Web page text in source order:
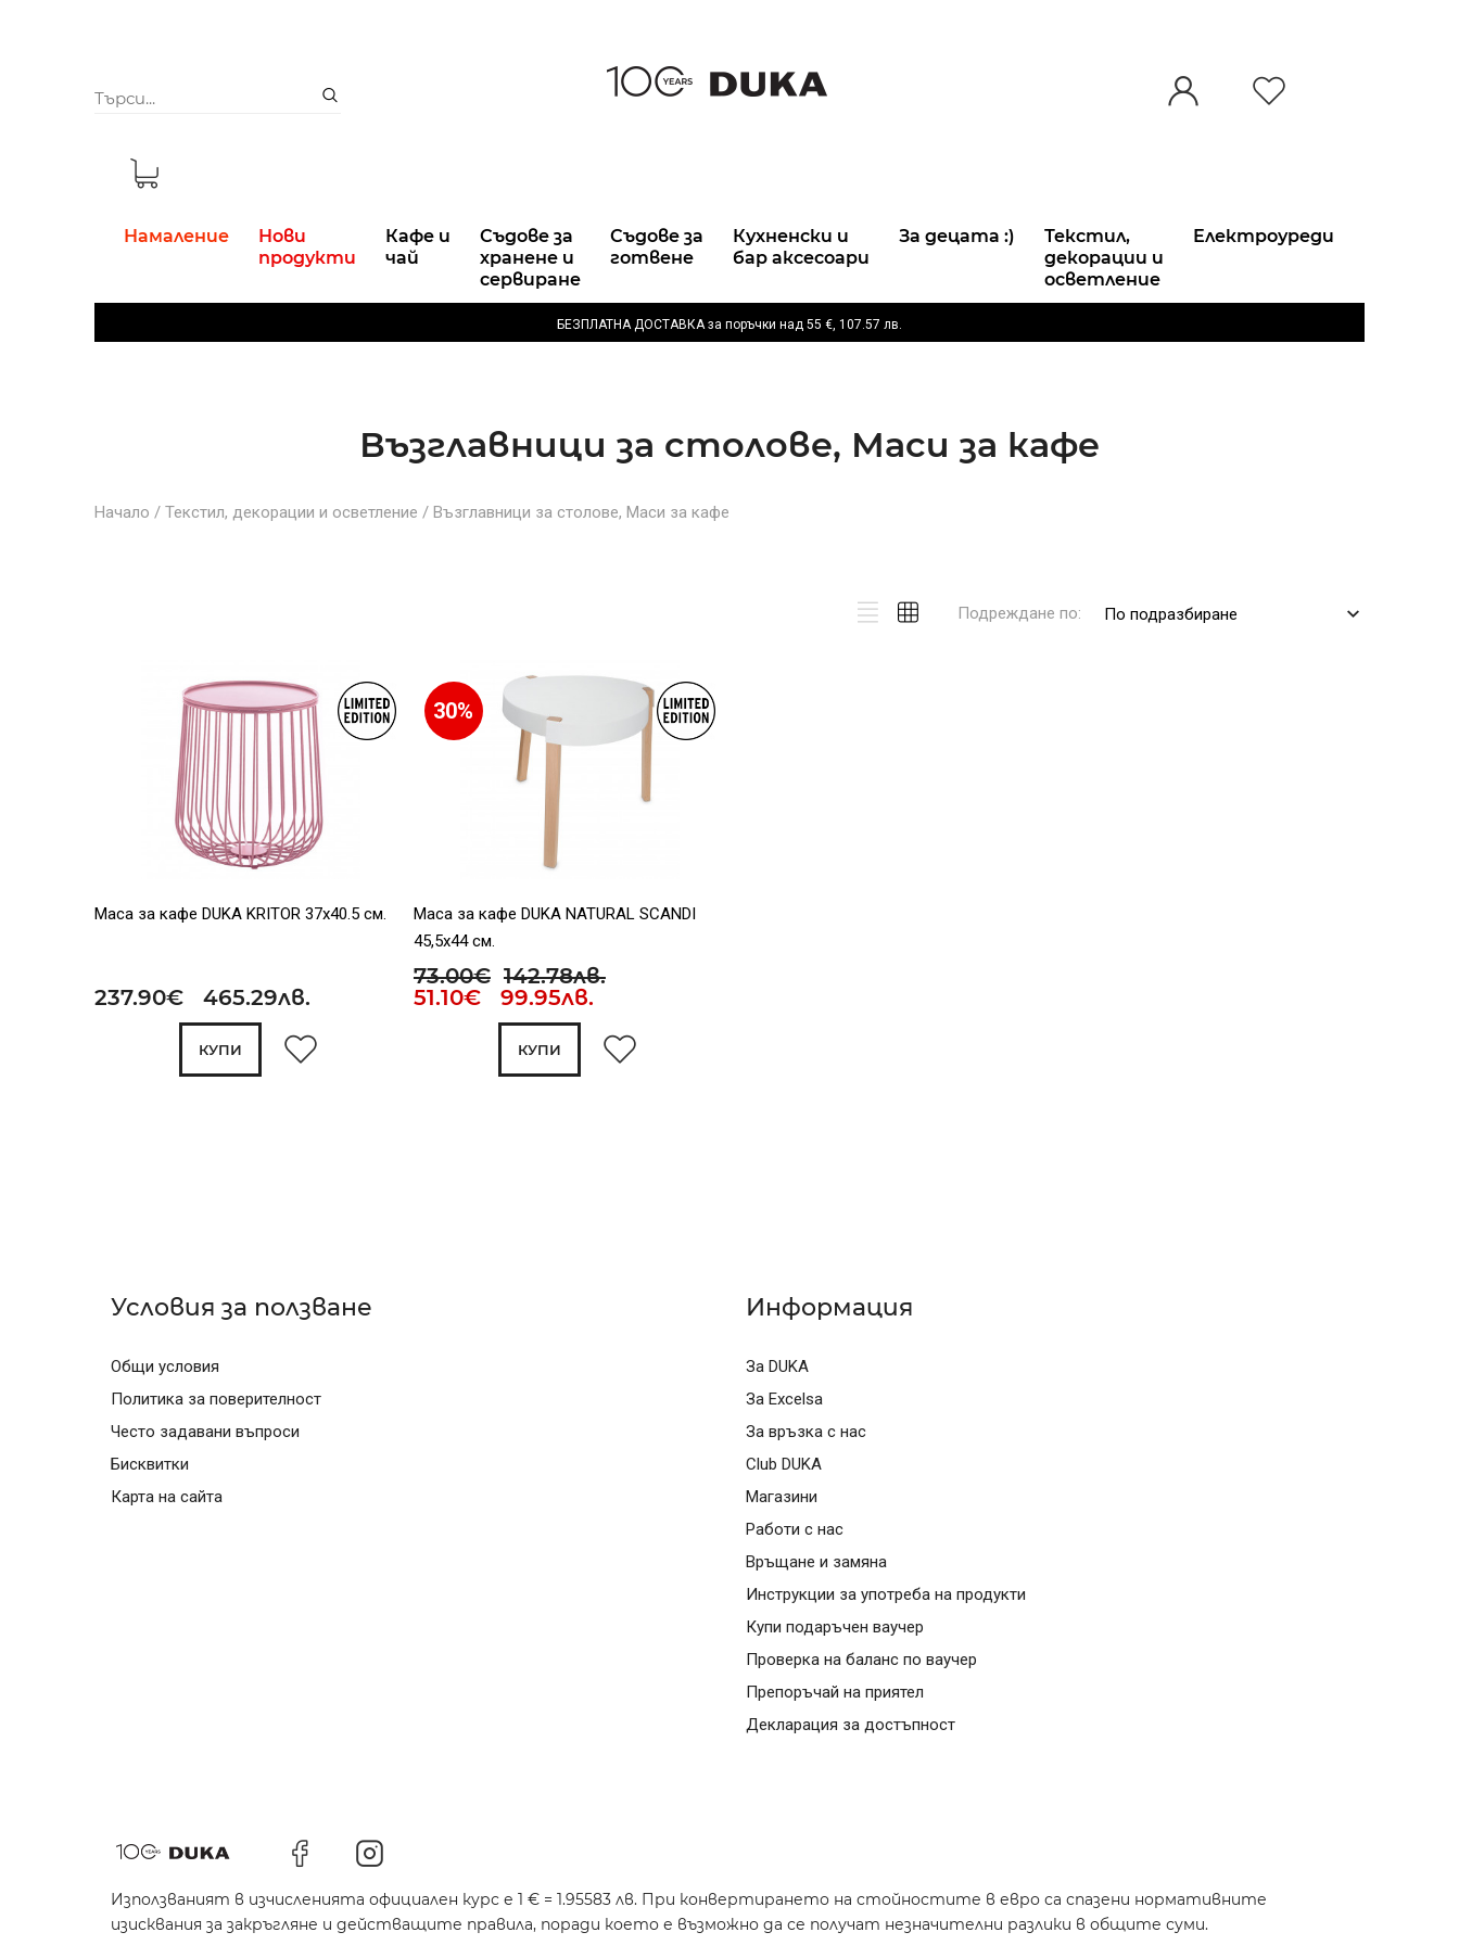
Намаление
Нови
продукти
Кафе и
чай
Съдове за
хранене и
сервиране
Съдове за
готвене
Кухненски и
бар аксесоари
За децата :)
Текстил,
декорации и
осветление
Електроуреди
БЕЗПЛАТНА ДОСТАВКА за поръчки над 55 €, 107.57 лв.
Възглавници за столове, Маси за кафе
Начало / Текстил, декорации и осветление / Възглавници за столове, Маси за кафе
Подреждане по: По подразбиране
Маса за кафе DUKA KRITOR 37x40.5 см.
237.90€ 465.29лв.
КУПИ
30%
Маса за кафе DUKA NATURAL SCANDI
45,5х44 см.
73.00€ 142.78лв.
51.10€ 99.95лв.
КУПИ
Условия за ползване
Общи условия
Политика за поверителност
Често задавани въпроси
Бисквитки
Карта на сайта
Информация
За DUKA
За Excelsa
За връзка с нас
Club DUKA
Магазини
Работи с нас
Връщане и замяна
Инструкции за употреба на продукти
Купи подаръчен ваучер
Проверка на баланс по ваучер
Препоръчай на приятел
Декларация за достъпност
Използваният в изчисленията официален курс е 1 € = 1.95583 лв. При конвертирането на стойностите в евро са спазени нормативните
изисквания за закръгляне и действащите правила, поради което е възможно да се получат незначителни разлики в общите суми.